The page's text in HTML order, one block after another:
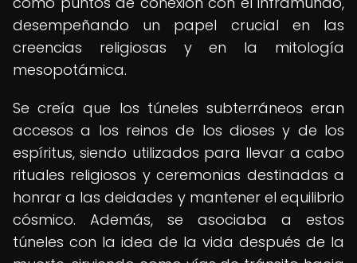
desempeñando un papel crucial en las
creencias religiosas y en la mitología
mesopotámica.
Se creía que los túneles subterráneos eran
accesos a los reinos de los dioses y de los
espíritus, siendo utilizados para llevar a cabo
rituales religiosos y ceremonias destinadas a
honrar a las deidades y mantener el equilibrio
cósmico. Además, se asociaba a estos
túneles con la idea de la vida después de la